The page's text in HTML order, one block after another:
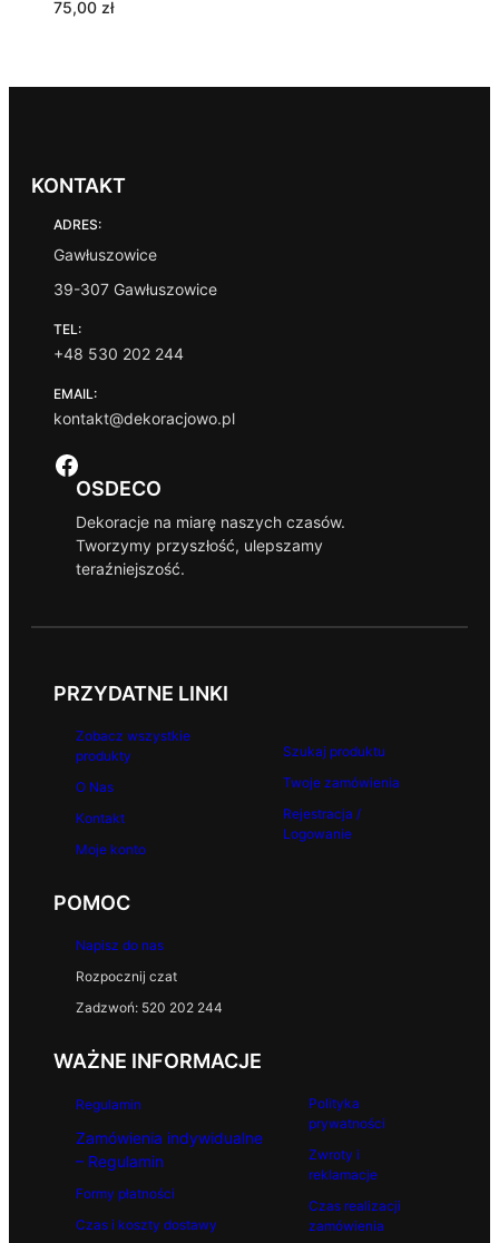
75,00 zł
KONTAKT
ADRES:
Gawłuszowice
39-307 Gawłuszowice
TEL:
+48 530 202 244
EMAIL:
kontakt@dekoracjowo.pl
Facebook
OSDECO
Dekoracje na miarę naszych czasów.
Tworzymy przyszłość, ulepszamy
teraźniejszość.
PRZYDATNE LINKI
Zobacz wszystkie
produkty
O Nas
Kontakt
Moje konto
Szukaj produktu
Twoje zamówienia
Rejestracja /
Logowanie
POMOC
Napisz do nas
Rozpocznij czat
Zadzwoń: 520 202 244
WAŻNE INFORMACJE
Regulamin
Zamówienia indywidualne
– Regulamin
Formy płatności
Czas i koszty dostawy
Polityka
prywatności
Zwroty i
reklamacje
Czas realizacji
zamówienia